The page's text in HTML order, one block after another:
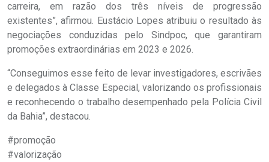
carreira, em razão dos três níveis de progressão
existentes”, afirmou. Eustácio Lopes atribuiu o resultado às
negociações conduzidas pelo Sindpoc, que garantiram
promoções extraordinárias em 2023 e 2026.
“Conseguimos esse feito de levar investigadores, escrivães
e delegados à Classe Especial, valorizando os profissionais
e reconhecendo o trabalho desempenhado pela Polícia Civil
da Bahia”, destacou.
#promoção
#valorização